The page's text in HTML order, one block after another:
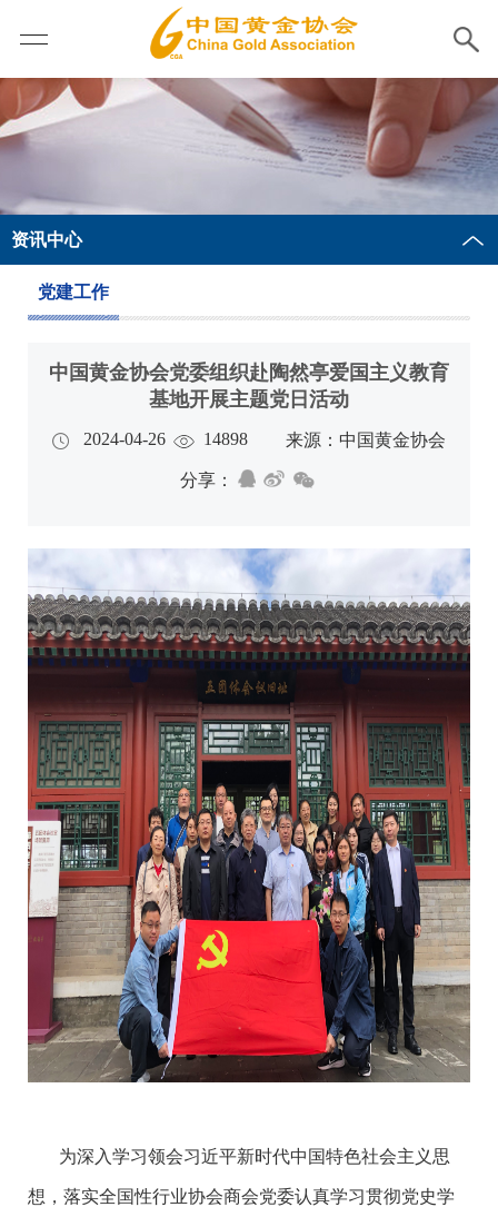
资讯中心
党建工作
中国黄金协会党委组织赴陶然亭爱国主义教育
基地开展主题党日活动
2024-04-26 14898 来源：中国黄金协会
分享：
为深入学习领会习近平新时代中国特色社会主义思
想，落实全国性行业协会商会党委认真学习贯彻党史学